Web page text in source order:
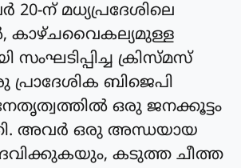
20-ന് മധ്യപ്രദേശിലെ
സംഘടിപ്പിച്ച ക്രിസ്മസ്
പ്രാദേശിക ബിജെപി
ഒരു ജനക്കൂട്ടം
അവർ ഒരു അന്ധയായ
കടുത്ത ചീത്ത